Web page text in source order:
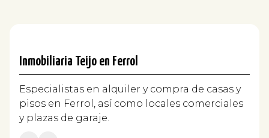
Inmobiliaria Teijo en Ferrol
Especialistas en alquiler y compra de casas y
pisos en Ferrol, así como locales comerciales
y plazas de garaje.